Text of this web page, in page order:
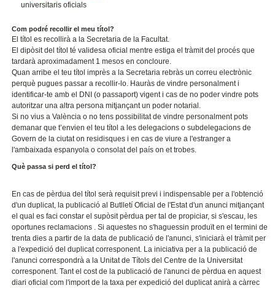
universitaris oficials
Com podré recollir el meu títol?
El títol es recollirà a la Secretaria de la Facultat.
El dipòsit del títol té validesa oficial mentre estiga el tràmit del procés que
tardarà aproximadament 1 mesos en concloure.
Quan arribe el teu títol imprès a la Secretaria rebràs un correu electrònic
perquè pugues passar a recollir-lo. Hauràs de vindre personalment i
identificar-te amb el DNI (o passaport) vigent i cas de no poder vindre pots
autoritzar una altra persona mitjançant un poder notarial.
Si no vius a València o no tens possibilitat de vindre personalment pots
demanar que t’envien el teu títol a les delegacions o subdelegacions de
Govern de la ciutat on residisques i en cas de viure a l'estranger a
l'ambaixada espanyola o consolat del país on et trobes.
Què passa si perd el títol?
En cas de pèrdua del títol serà requisit previ i indispensable per a l'obtenció
d'un duplicat, la publicació al Butlletí Oficial de l'Estat d'un anunci mitjançant
el qual es faci constar el supòsit pèrdua per tal de propiciar, si s'escau, les
oportunes reclamacions . Si aquestes no s'haguessin produït en el termini de
trenta dies a partir de la data de publicació de l'anunci, s'iniciarà el tràmit per
a l'expedició del duplicat corresponent. La iniciativa per a la publicació de
l'anunci correspondrà a la Unitat de Títols del Centre de la Universitat
corresponent. Tant el cost de la publicació de l'anunci de pèrdua en aquest
diari oficial com l'import de la taxa per expedició del duplicat anirà a càrrec